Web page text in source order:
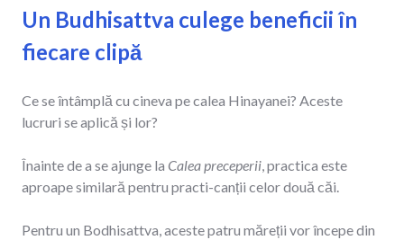
Un Budhisattva culege beneficii în
fiecare clipă
Ce se întâmplă cu cineva pe calea Hinayanei? Aceste
lucruri se aplică și lor?
Înainte de a se ajunge la Calea preceperii, practica este
aproape similară pentru practi-canții celor două căi.
Pentru un Bodhisattva, aceste patru măreții vor începe din